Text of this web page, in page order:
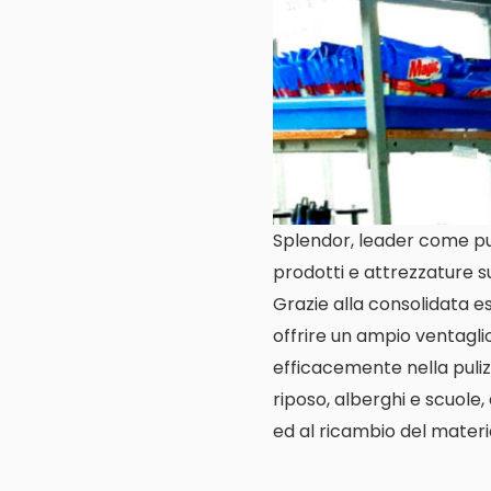
Splendor, leader come
prodotti e attrezzature
Grazie alla consolidata
offrire un ampio
efficacemente nella
riposo, alberghi e
ed al ricambio del